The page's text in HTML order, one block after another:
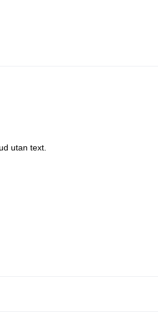
utan text.